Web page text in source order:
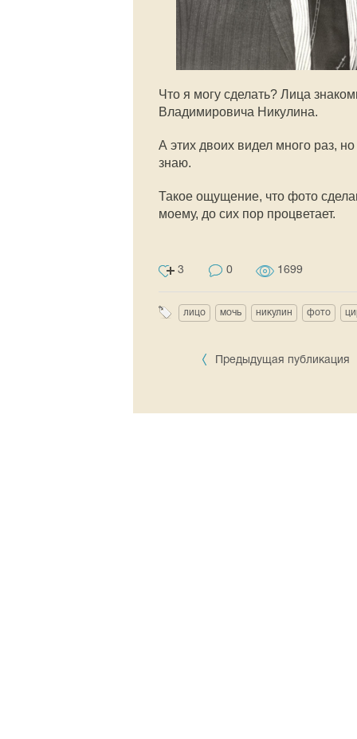
Что я могу сделать? Лица
Владимировича Никулина.
А этих двоих видел много раз,
знаю.
Такое ощущение, что фото
моему, до сих пор процветает.
3 0 1699
лицо мочь никулин фото
Предыдущая публикация